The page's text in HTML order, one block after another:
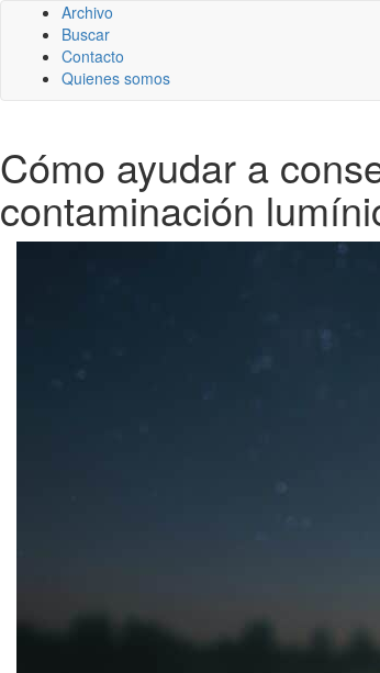
Archivo
Buscar
Contacto
Quienes somos
Cómo ayudar a
contaminación